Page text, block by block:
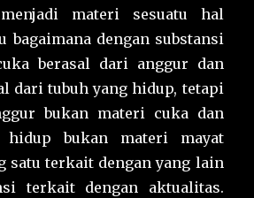
materi sesuatu hal
bagaimana dengan substansi
berasal dari anggur dan
dari tubuh yang hidup, tetapi
bukan materi cuka dan
hidup bukan materi mayat
satu terkait dengan yang lain
terkait dengan aktualitas.